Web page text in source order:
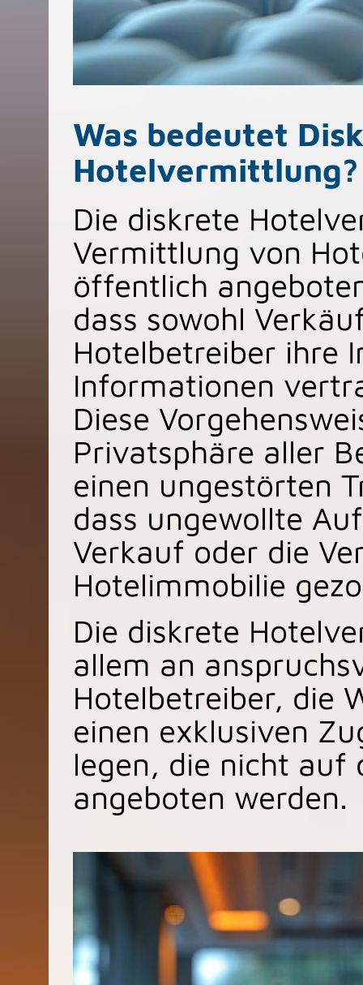
Was bedeutet
Hotelvermittlung?
Die diskrete
Vermittlung von
öffentlich
dass sowohl
Hotelbetreiber ihre
Informationen
Diese
Privatsphäre aller
einen ungestörten
dass ungewollte
Verkauf oder die
Hotelimmobilie
Die diskrete
allem an
Hotelbetreiber, die
einen exklusiven
legen, die nicht auf
angeboten werden.